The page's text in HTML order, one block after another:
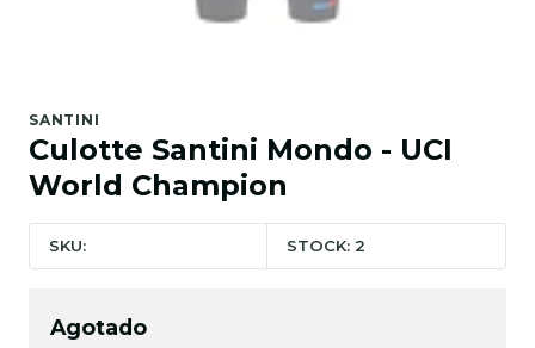
SANTINI
Culotte Santini Mondo - UCI
World Champion
SKU: STOCK: 2
Agotado